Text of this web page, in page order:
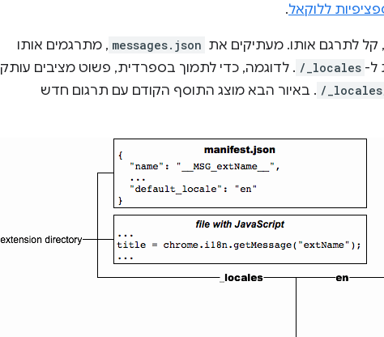
ללוקאל.
קל לתרגם אותו. מעתיקים את messages.json , מתרגמים אותו
ל- /_locales . לדוגמה, כדי לתמוך בספרדית, פשוט מציבים עותק
/ . באיור הבא מוצג התוסף הקודם עם תרגום חדש